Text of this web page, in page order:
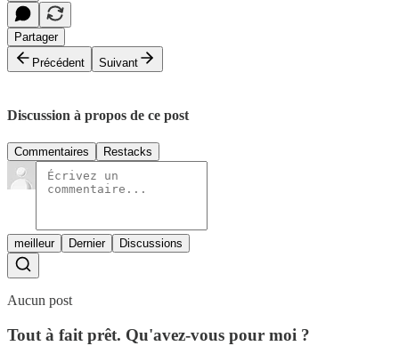
Partager
Précédent
Suivant
Discussion à propos de ce post
Commentaires Restacks
meilleur Dernier Discussions
Aucun post
Tout à fait prêt. Qu'avez-vous pour moi ?